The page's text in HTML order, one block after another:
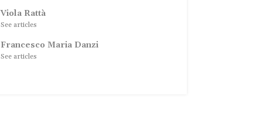
Viola Rattà
See articles
Francesco Maria Danzi
See articles